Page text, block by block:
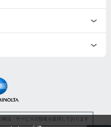
品・サービスの情報を提供しております